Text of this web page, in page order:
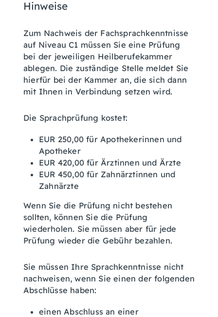
Hinweise
Zum Nachweis der Fachsprachkenntnisse
auf Niveau C1 müssen Sie eine Prüfung
bei der jeweiligen Heilberufekammer
ablegen. Die zuständige Stelle meldet Sie
hierfür bei der Kammer an, die sich dann
mit Ihnen in Verbindung setzen wird.
Die Sprachprüfung kostet:
EUR 250,00 für Apothekerinnen und
Apotheker
EUR 420,00 für Ärztinnen und Ärzte
EUR 450,00 für Zahnärztinnen und
Zahnärzte
Wenn Sie die Prüfung nicht bestehen
sollten, können Sie die Prüfung
wiederholen. Sie müssen aber für jede
Prüfung wieder die Gebühr bezahlen.
Sie müssen Ihre Sprachkenntnisse nicht
nachweisen, wenn Sie einen der folgenden
Abschlüsse haben:
einen Abschluss an einer